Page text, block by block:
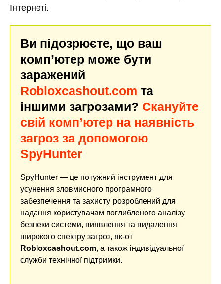
Інтернеті.
Ви підозрюєте, що ваш
комп’ютер може бути
заражений
Robloxcashout.com та
іншими загрозами? Скануйте
свій комп’ютер на наявність
загроз за допомогою
SpyHunter
SpyHunter — це потужний інструмент для
усунення зловмисного програмного
забезпечення та захисту, розроблений для
надання користувачам поглибленого аналізу
безпеки системи, виявлення та видалення
широкого спектру загроз, як-от
Robloxcashout.com, а також індивідуальної
служби технічної підтримки.